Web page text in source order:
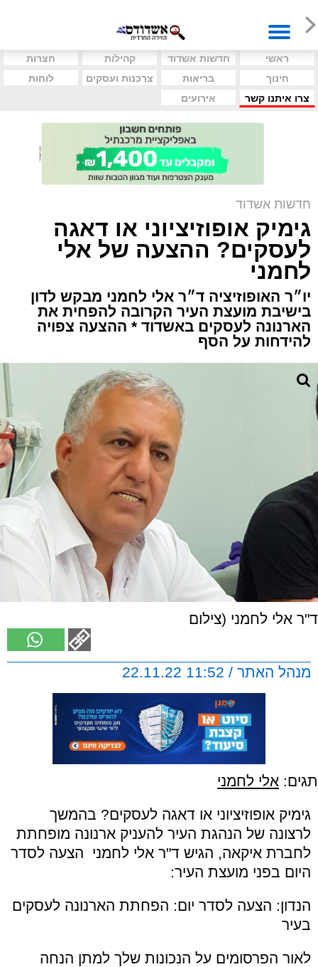
ראשי חדשות אשדוד קהילות
חצרות
חינוך
בריאות צרכנות ועסקים
לוחות
צרו איתנו קשר
אירועים
חדשות אשדוד
גימיק אופוזיציוני או דאגה
לעסקים? ההצעה של אלי
לחמני
יו״ר האופוזיציה ד״ר אלי לחמני מבקש לדון
בישיבת מועצת העיר הקרובה להפחית את
הארנונה לעסקים באשדוד * ההצעה צפויה
להידחות על הסף
ד"ר אלי לחמני (צילום
מנהל האתר / 11:52 22.11.22
תגים: אלי לחמני
גימיק אופוזיציוני או דאגה לעסקים? בהמשך
לרצונה של הנהגת העיר להעניק ארנונה מופחתת
לחברת איקאה, הגיש ד"ר אלי לחמני הצעה לסדר
היום בפני מועצת העיר:
הנדון: הצעה לסדר יום: הפחתת הארנונה לעסקים
בעיר
לאור הפרסומים על הנכונות שלך למתן הנחה